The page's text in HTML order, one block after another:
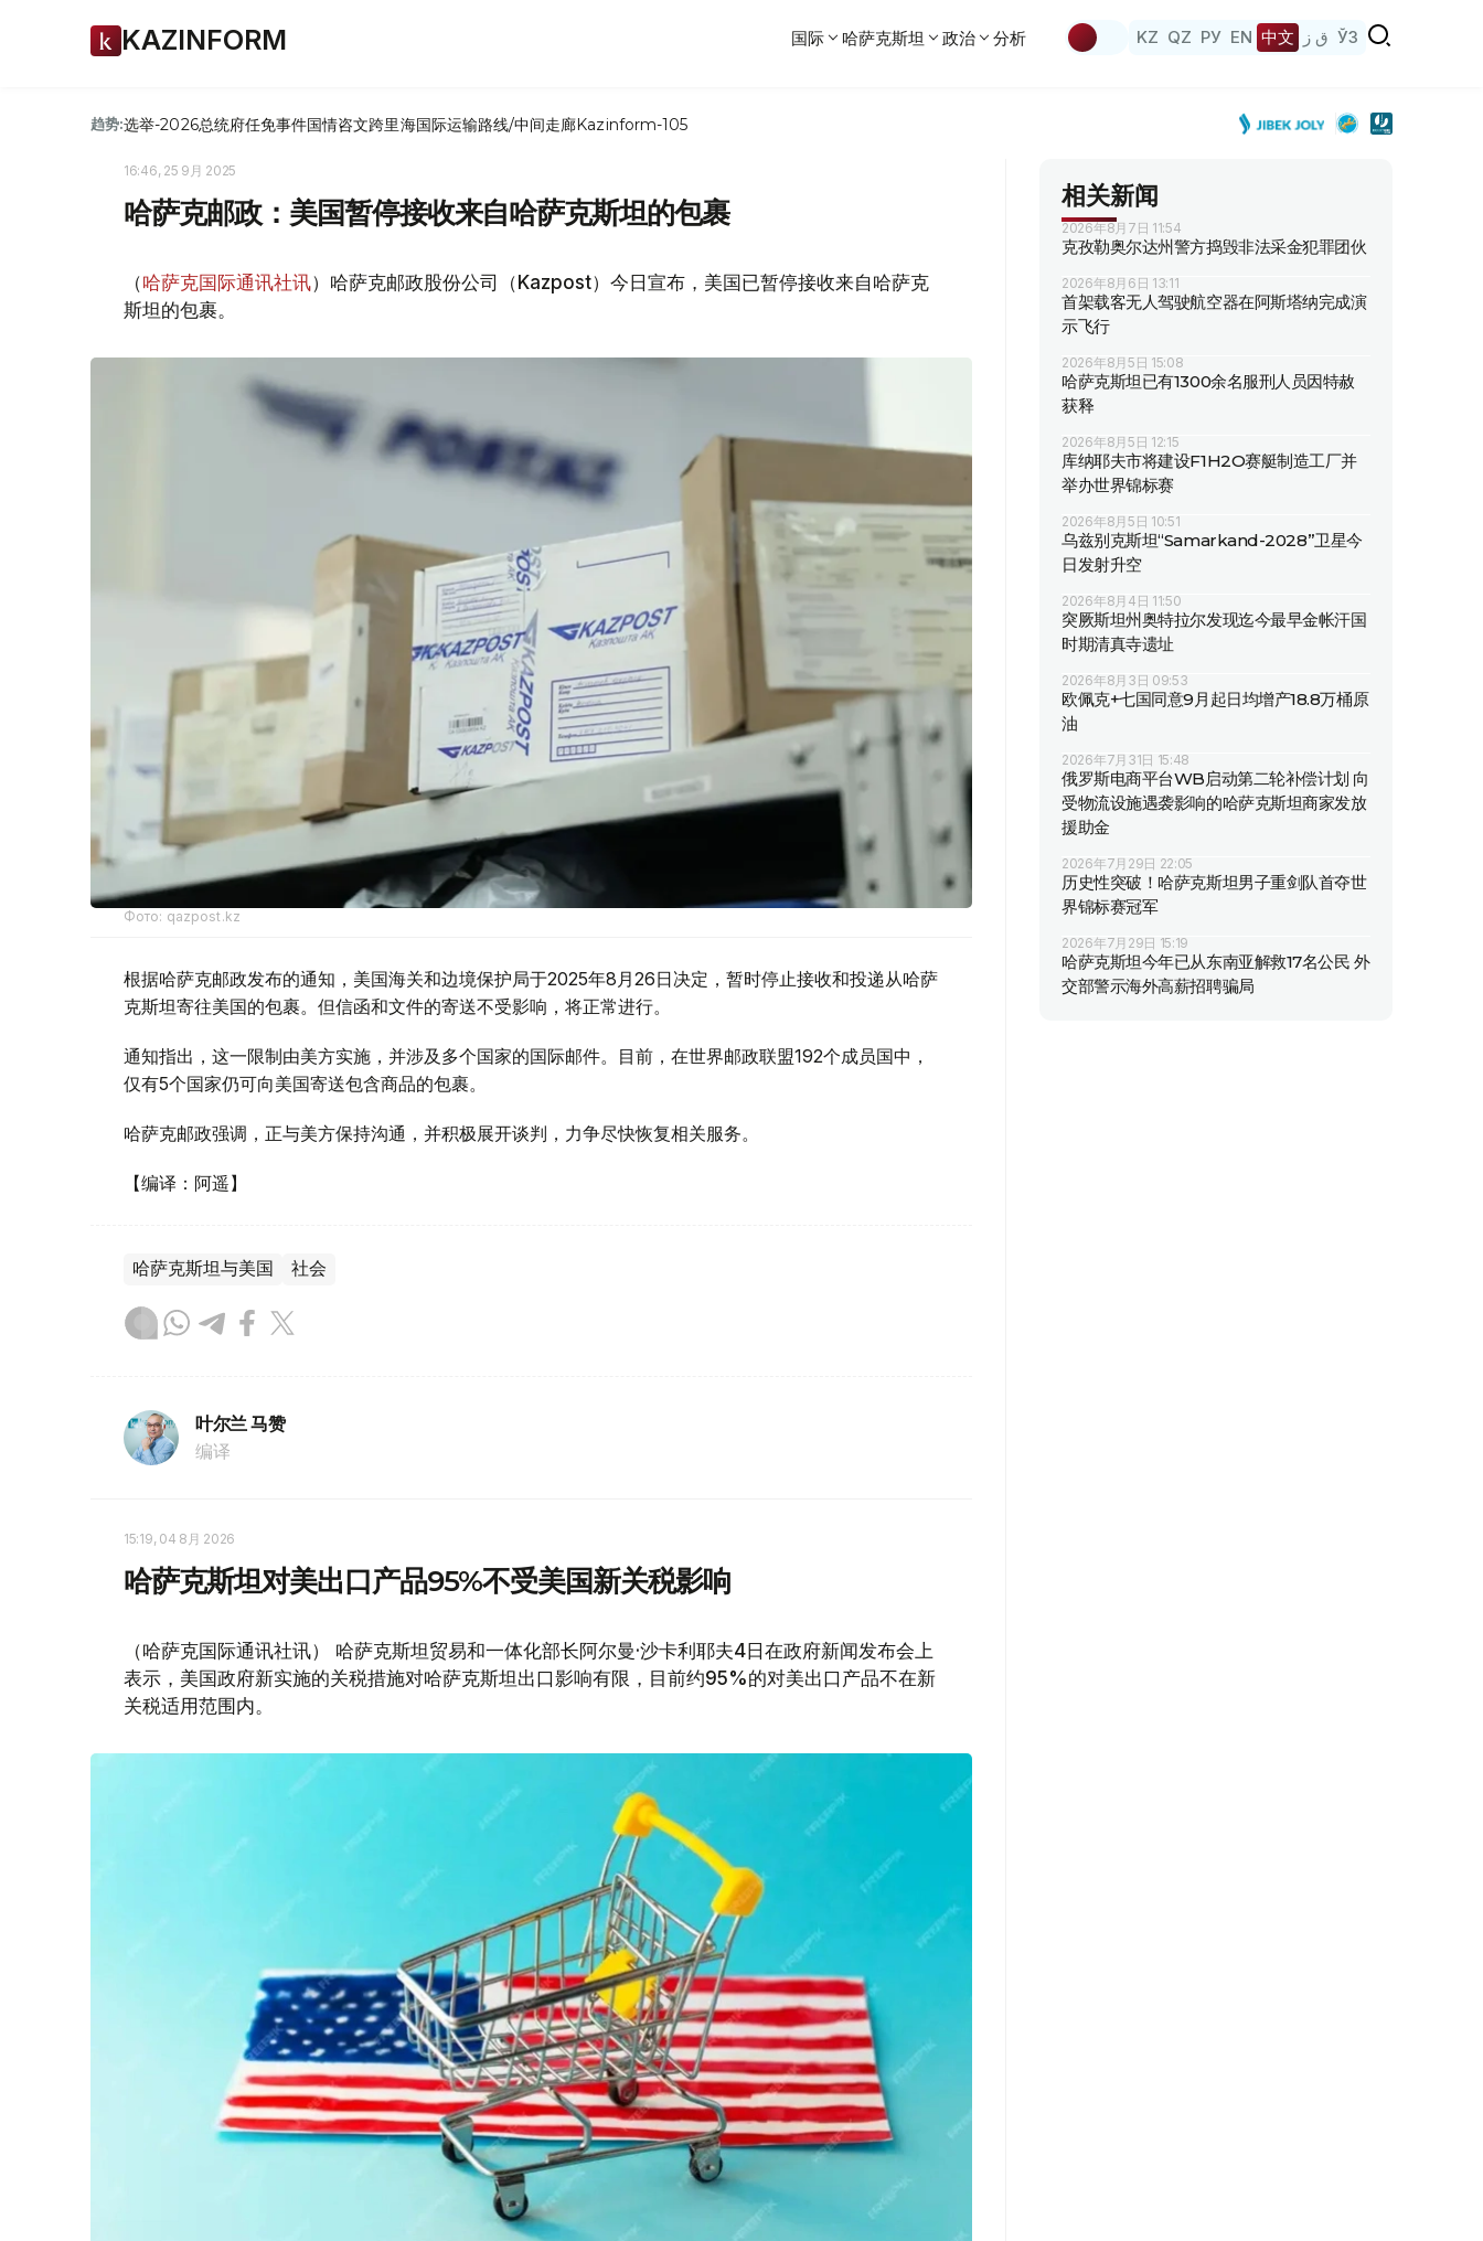
KAZINFORM 国际 哈萨克斯坦 政治 分析 KZ QZ РУ EN 中文 ق ز ЎЗ
趋势:选举-2026总统府任免事件国情咨文跨里海国际运输路线/中间走廊Kazinform-105
16:46, 25 9月 2025
哈萨克邮政：美国暂停接收来自哈萨克斯坦的包裹
（哈萨克国际通讯社讯）哈萨克邮政股份公司（Kazpost）今日宣布，美国已暂停接收来自哈萨克
斯坦的包裹。
Фото: qazpost.kz
根据哈萨克邮政发布的通知，美国海关和边境保护局于2025年8月26日决定，暂时停止接收和投递从哈萨
克斯坦寄往美国的包裹。但信函和文件的寄送不受影响，将正常进行。
通知指出，这一限制由美方实施，并涉及多个国家的国际邮件。目前，在世界邮政联盟192个成员国中，
仅有5个国家仍可向美国寄送包含商品的包裹。
哈萨克邮政强调，正与美方保持沟通，并积极展开谈判，力争尽快恢复相关服务。
【编译：阿遥】
哈萨克斯坦与美国 社会
叶尔兰 马赞
编译
15:19, 04 8月 2026
哈萨克斯坦对美出口产品95%不受美国新关税影响
（哈萨克国际通讯社讯） 哈萨克斯坦贸易和一体化部长阿尔曼·沙卡利耶夫4日在政府新闻发布会上
表示，美国政府新实施的关税措施对哈萨克斯坦出口影响有限，目前约95%的对美出口产品不在新
关税适用范围内。
相关新闻
2026年8月7日 11:54
克孜勒奥尔达州警方捣毁非法采金犯罪团伙
2026年8月6日 13:11
首架载客无人驾驶航空器在阿斯塔纳完成演
示飞行
2026年8月5日 15:08
哈萨克斯坦已有1300余名服刑人员因特赦
获释
2026年8月5日 12:15
库纳耶夫市将建设F1H2O赛艇制造工厂并
举办世界锦标赛
2026年8月5日 10:51
乌兹别克斯坦“Samarkand-2028”卫星今
日发射升空
2026年8月4日 11:50
突厥斯坦州奥特拉尔发现迄今最早金帐汗国
时期清真寺遗址
2026年8月3日 09:53
欧佩克+七国同意9月起日均增产18.8万桶原
油
2026年7月31日 15:48
俄罗斯电商平台WB启动第二轮补偿计划 向
受物流设施遇袭影响的哈萨克斯坦商家发放
援助金
2026年7月29日 22:05
历史性突破！哈萨克斯坦男子重剑队首夺世
界锦标赛冠军
2026年7月29日 15:19
哈萨克斯坦今年已从东南亚解救17名公民 外
交部警示海外高薪招聘骗局